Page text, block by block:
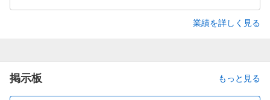
業績を詳しく見る
掲示板 もっと見る